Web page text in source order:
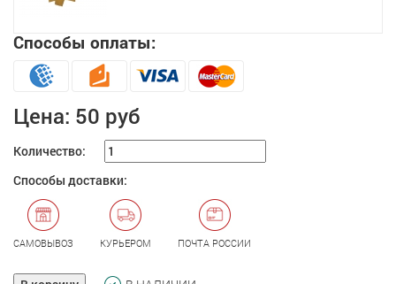
Способы оплаты:
Цена: 50 руб
Количество:
Способы доставки:
САМОВЫВОЗ КУРЬЕРОМ ПОЧТА РОССИИ